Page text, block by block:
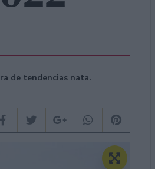
de tendencias nata.